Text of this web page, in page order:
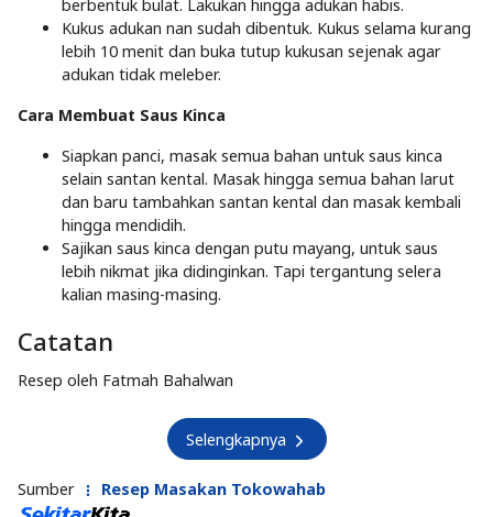
berbentuk bulat. Lakukan hingga adukan habis.
Kukus adukan nan sudah dibentuk. Kukus selama kurang
lebih 10 menit dan buka tutup kukusan sejenak agar
adukan tidak meleber.
Cara Membuat Saus Kinca
Siapkan panci, masak semua bahan untuk saus kinca
selain santan kental. Masak hingga semua bahan larut
dan baru tambahkan santan kental dan masak kembali
hingga mendidih.
Sajikan saus kinca dengan putu mayang, untuk saus
lebih nikmat jika didinginkan. Tapi tergantung selera
kalian masing-masing.
Catatan
Resep oleh Fatmah Bahalwan
Selengkapnya
Sumber Resep Masakan Tokowahab